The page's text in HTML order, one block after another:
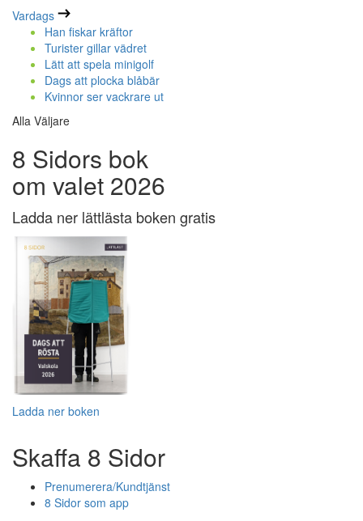
Vardags
Han fiskar kräftor
Turister gillar vädret
Lätt att spela minigolf
Dags att plocka blåbär
Kvinnor ser vackrare ut
Alla Väljare
8 Sidors bok
om valet 2026
Ladda ner lättlästa boken gratis
Ladda ner boken
Skaffa 8 Sidor
Prenumerera/Kundtjänst
8 Sidor som app